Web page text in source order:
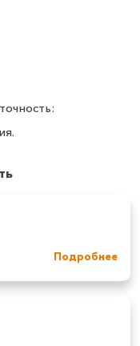
Подробнее